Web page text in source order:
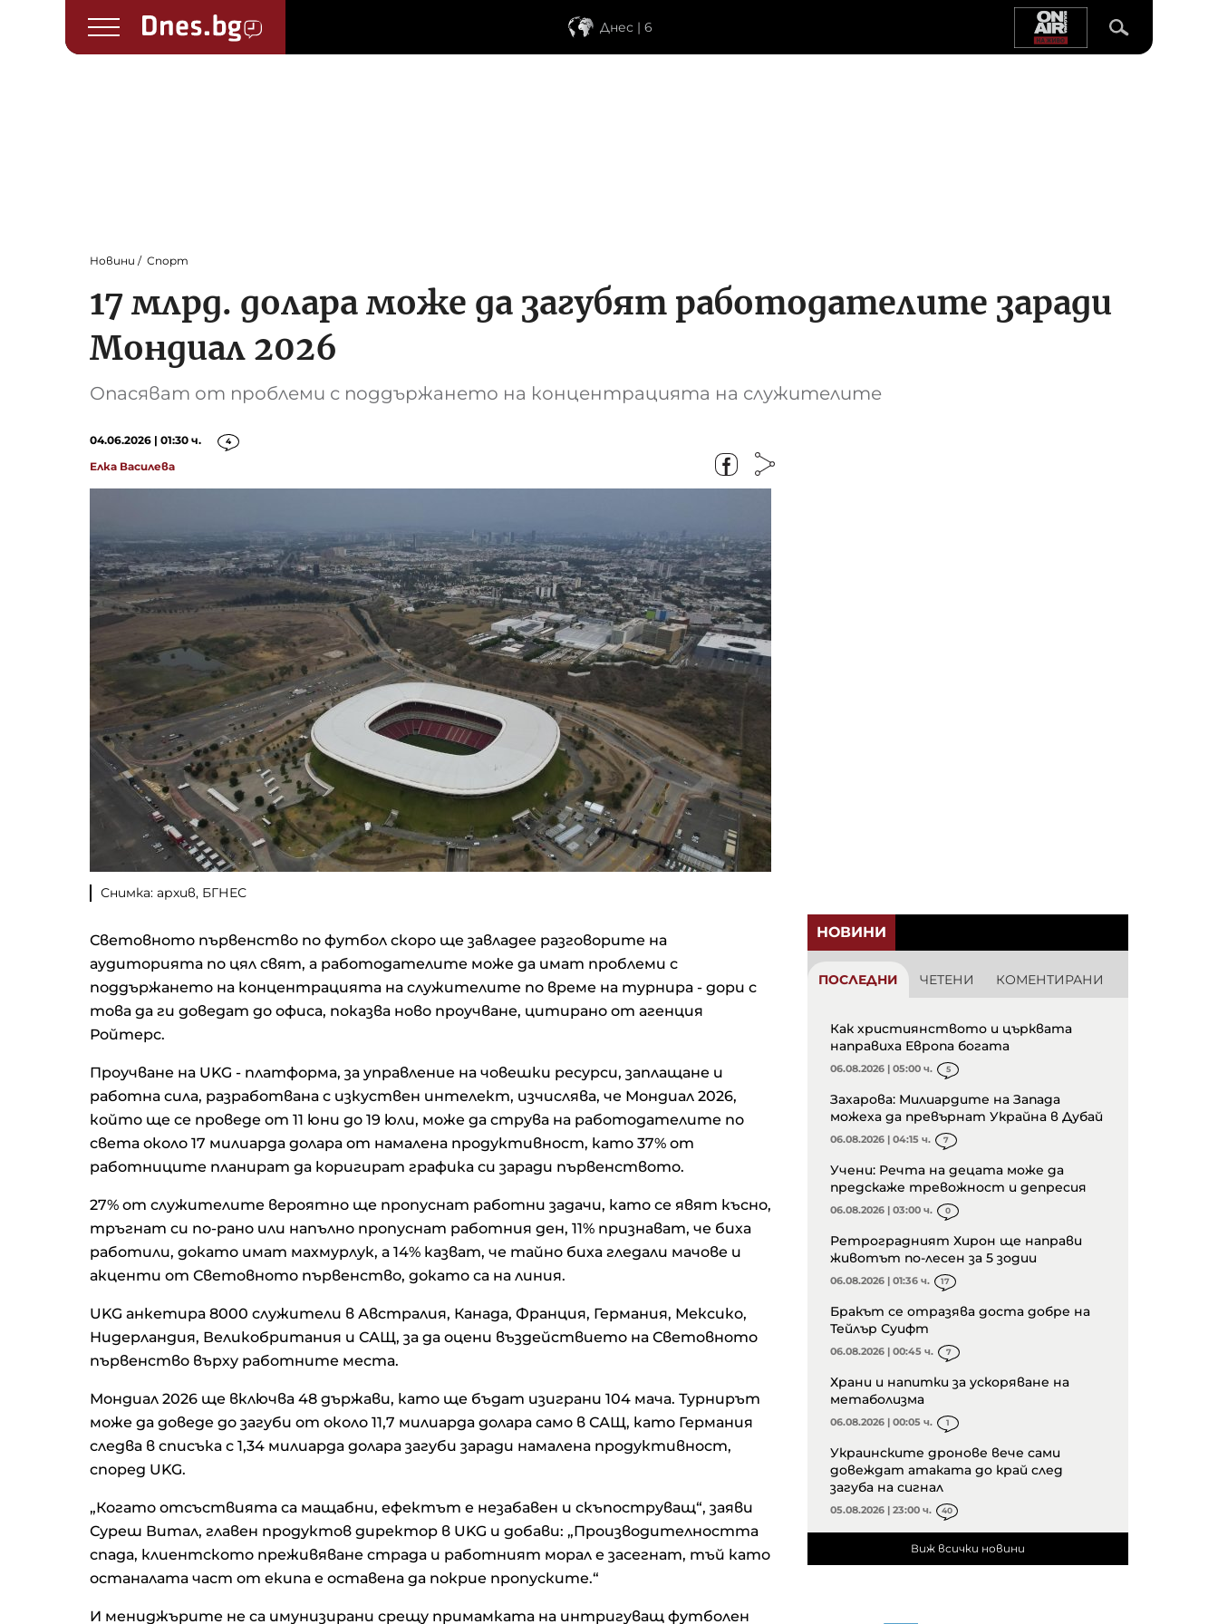
Днес | 6
Новини Спорт
17 млрд. долара може да загубят работодателите заради
Мондиал 2026
Опасяват от проблеми с поддържането на концентрацията на служителите
04.06.2026 | 01:30 ч. 4
Елка Василева
Снимка: архив, БГНЕС
Световното първенство по футбол скоро ще завладее разговорите на
аудиторията по цял свят, а работодателите може да имат проблеми с
поддържането на концентрацията на служителите по време на турнира - дори с
това да ги доведат до офиса, показва ново проучване, цитирано от агенция
Ройтерс.
Проучване на UKG - платформа, за управление на човешки ресурси, заплащане и
работна сила, разработвана с изкуствен интелект, изчислява, че Мондиал 2026,
който ще се проведе от 11 юни до 19 юли, може да струва на работодателите по
света около 17 милиарда долара от намалена продуктивност, като 37% от
работниците планират да коригират графика си заради първенството.
27% от служителите вероятно ще пропуснат работни задачи, като се явят късно,
тръгнат си по-рано или напълно пропуснат работния ден, 11% признават, че биха
работили, докато имат махмурлук, а 14% казват, че тайно биха гледали мачове и
акценти от Световното първенство, докато са на линия.
UKG анкетира 8000 служители в Австралия, Канада, Франция, Германия, Мексико,
Нидерландия, Великобритания и САЩ, за да оцени въздействието на Световното
първенство върху работните места.
Мондиал 2026 ще включва 48 държави, като ще бъдат изиграни 104 мача. Турнирът
може да доведе до загуби от около 11,7 милиарда долара само в САЩ, като Германия
следва в списъка с 1,34 милиарда долара загуби заради намалена продуктивност,
според UKG.
„Когато отсъствията са мащабни, ефектът е незабавен и скъпоструващ“, заяви
Суреш Витал, главен продуктов директор в UKG и добави: „Производителността
спада, клиентското преживяване страда и работният морал е засегнат, тъй като
останалата част от екипа е оставена да покрие пропуските.“
И мениджърите не са имунизирани срещу примамката на интригуващ футболен
НОВИНИ
ПОСЛЕДНИ ЧЕТЕНИ КОМЕНТИРАНИ
Как християнството и църквата
направиха Европа богата
06.08.2026 | 05:00 ч. 5
Захарова: Милиардите на Запада
можеха да превърнат Украйна в Дубай
06.08.2026 | 04:15 ч. 7
Учени: Речта на децата може да
предскаже тревожност и депресия
06.08.2026 | 03:00 ч. 0
Ретроградният Хирон ще направи
животът по-лесен за 5 зодии
06.08.2026 | 01:36 ч. 17
Бракът се отразява доста добре на
Тейлър Суифт
06.08.2026 | 00:45 ч. 7
Храни и напитки за ускоряване на
метаболизма
06.08.2026 | 00:05 ч. 1
Украинските дронове вече сами
довеждат атаката до край след
загуба на сигнал
05.08.2026 | 23:00 ч. 40
Виж всички новини